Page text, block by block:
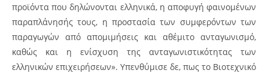
προϊόντα που δηλώνονται ελληνικά, η αποφυγή φαινομένων
παραπλάνησής τους, η προστασία των συμφερόντων των
παραγωγών από απομιμήσεις και αθέμιτο ανταγωνισμό,
καθώς και η ενίσχυση της ανταγωνιστικότητας των
ελληνικών επιχειρήσεων». Υπενθύμισε δε, πως το Βιοτεχνικό